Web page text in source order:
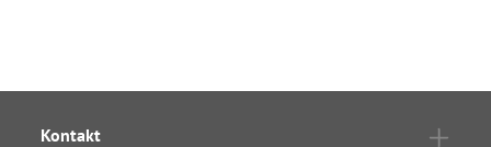
Kontakt